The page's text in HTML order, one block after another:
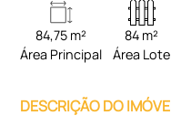
84,75 m²
Área Principal
84 m²
Área Lote
DESCRIÇÃO DO